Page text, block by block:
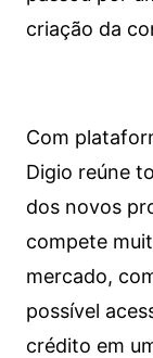
criação da
Com
Digio reúne
dos novos
compete
mercado,
possível
crédito em